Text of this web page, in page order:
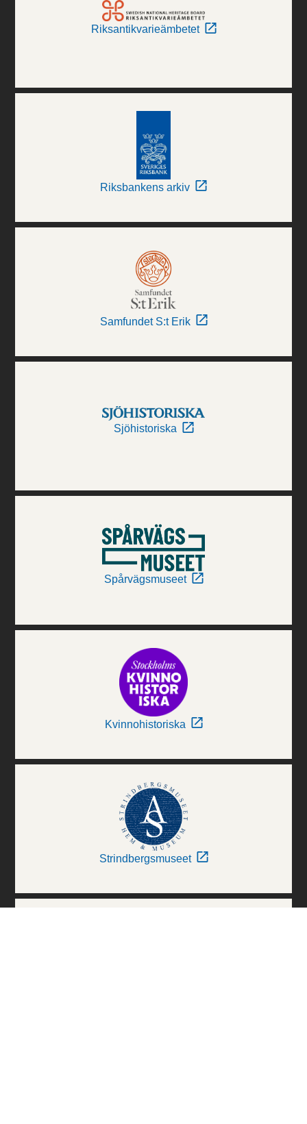
Riksantikvarieämbetet
Riksbankens arkiv
Samfundet S:t Erik
Sjöhistoriska
Spårvägsmuseet
Kvinnohistoriska
Strindbergsmuseet